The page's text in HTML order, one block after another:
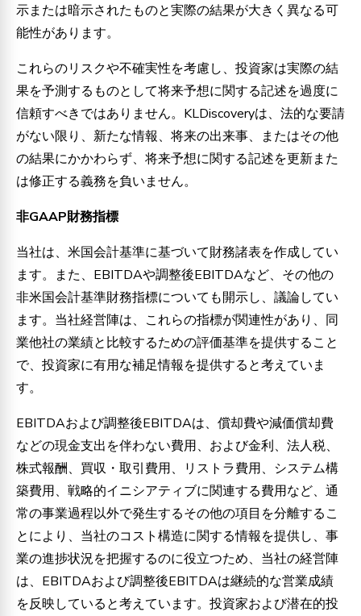
示または暗示されたものと実際の結果が大きく異なる可
能性があります。
これらのリスクや不確実性を考慮し、投資家は実際の結
果を予測するものとして将来予想に関する記述を過度に
信頼すべきではありません。KLDiscoveryは、法的な要請
がない限り、新たな情報、将来の出来事、またはその他
の結果にかかわらず、将来予想に関する記述を更新また
は修正する義務を負いません。
非GAAP財務指標
当社は、米国会計基準に基づいて財務諸表を作成してい
ます。また、EBITDAや調整後EBITDAなど、その他の
非米国会計基準財務指標についても開示し、議論してい
ます。当社経営陣は、これらの指標が関連性があり、同
業他社の業績と比較するための評価基準を提供すること
で、投資家に有用な補足情報を提供すると考えていま
す。
EBITDAおよび調整後EBITDAは、償却費や減価償却費
などの現金支出を伴わない費用、および金利、法人税、
株式報酬、買収・取引費用、リストラ費用、システム構
築費用、戦略的イニシアティブに関連する費用など、通
常の事業過程以外で発生するその他の項目を分離するこ
とにより、当社のコスト構造に関する情報を提供し、事
業の進捗状況を把握するのに役立つため、当社の経営陣
は、EBITDAおよび調整後EBITDAは継続的な営業成績
を反映していると考えています。投資家および潜在的投